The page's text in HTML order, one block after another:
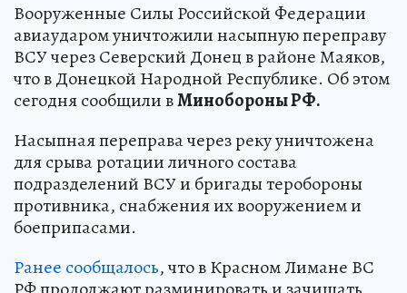
Вооруженные Силы Российской Федерации
авиаударом уничтожили насыпную переправу
ВСУ через Северский Донец в районе Маяков,
что в Донецкой Народной Республике. Об этом
сегодня сообщили вМинобороны РФ.
Насыпная переправа через реку уничтожена
для срыва ротации личного состава
подразделений ВСУ и бригады теробороны
противника, снабжения их вооружением и
боеприпасами.
Ранее сообщалось, что в Красном Лимане ВС